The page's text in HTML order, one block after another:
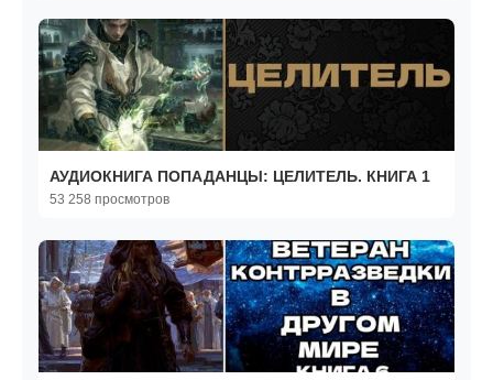
АУДИОКНИГА ПОПАДАНЦЫ: ЦЕЛИТЕЛЬ. КНИГА 1
53 258 просмотров